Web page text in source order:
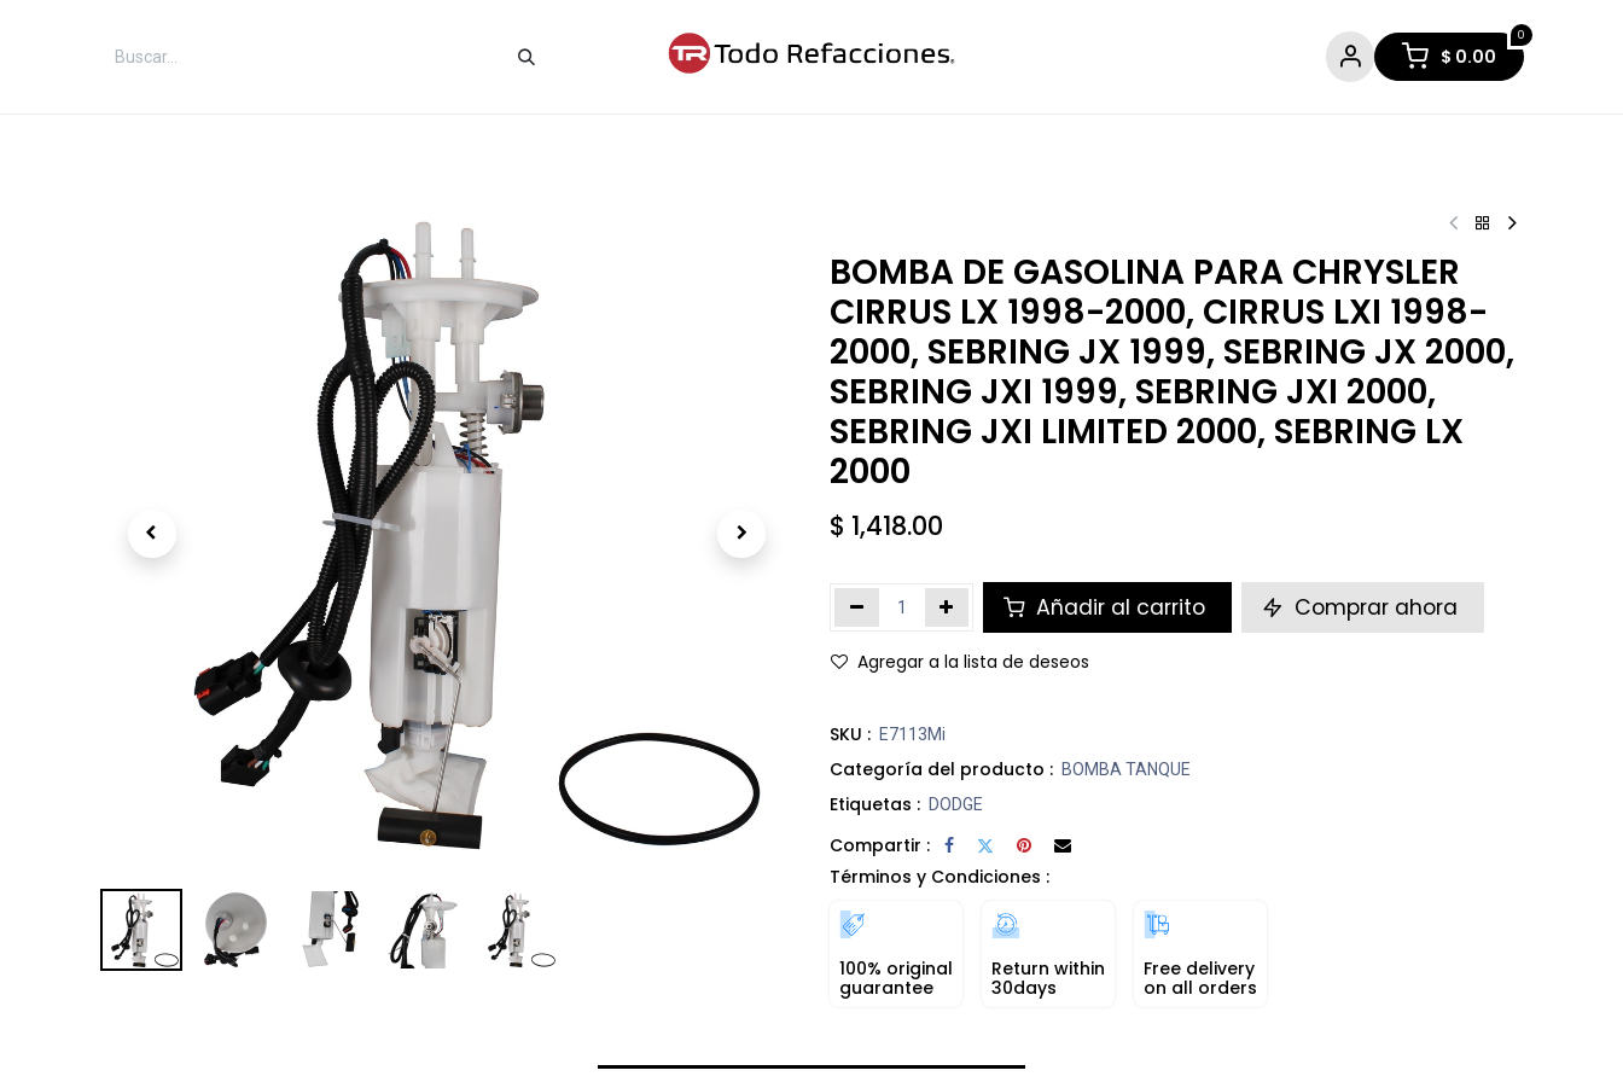
0
$ 0.00
BOMBA DE GASOLINA PARA CHRYSLER
CIRRUS LX 1998-2000, CIRRUS LXI 1998-
2000, SEBRING JX 1999, SEBRING JX 2000,
SEBRING JXI 1999, SEBRING JXI 2000,
SEBRING JXI LIMITED 2000, SEBRING LX
2000
$ 1,418.00
Añadir al carrito Comprar ahora
Agregar a la lista de deseos
SKU : E7113Mi
Categoría del producto : BOMBA TANQUE
Etiquetas : DODGE
Compartir :
Términos y Condiciones :
100% original
guarantee
Return within
30days
Free delivery
on all orders